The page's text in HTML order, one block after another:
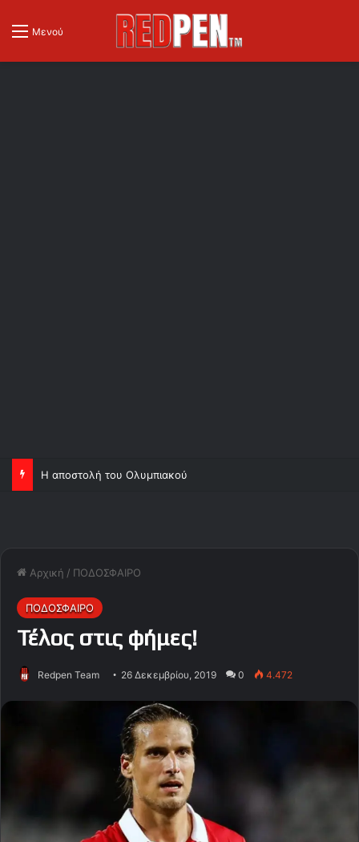
Μενού
Η αποστολή του Ολυμπιακού
Αρχική / ΠΟΔΟΣΦΑΙΡΟ
ΠΟΔΟΣΦΑΙΡΟ
Τέλος στις φήμες!
Redpen Team 26 Δεκεμβρίου, 2019 0 4.472